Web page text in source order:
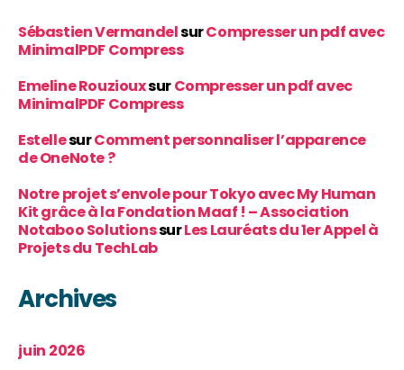
Sébastien VermandelsurCompresser un pdf avec
MinimalPDF Compress
Emeline RouziouxsurCompresser un pdf avec
MinimalPDF Compress
EstellesurComment personnaliser l’apparence
de OneNote ?
Notre projet s’envole pour Tokyo avec My Human
Kit grâce à la Fondation Maaf ! – Association
Notaboo SolutionssurLes Lauréats du 1er Appel à
Projets du TechLab
Archives
juin 2026